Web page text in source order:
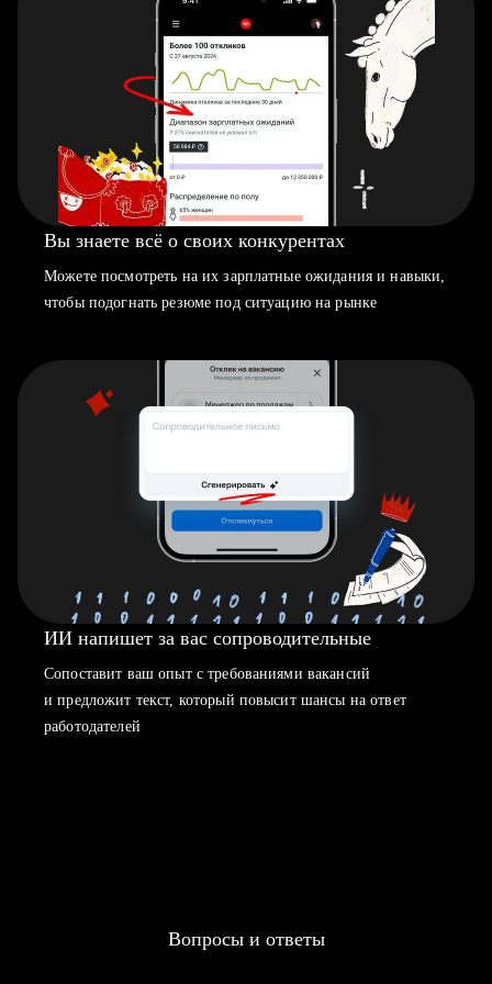
Вы знаете всё о своих конкурентах
Можете посмотреть на их зарплатные ожидания и навыки,
чтобы подогнать резюме под ситуацию на рынке
ИИ напишет за вас сопроводительные
Сопоставит ваш опыт с требованиями вакансий
и предложит текст, который повысит шансы на ответ
работодателей
Вопросы и ответы